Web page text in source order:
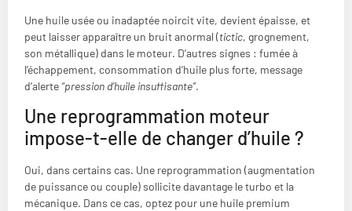
Une huile usée ou inadaptée noircit vite, devient épaisse, et
peut laisser apparaître un bruit anormal (tictic, grognement,
son métallique) dans le moteur. D’autres signes : fumée à
l’échappement, consommation d’huile plus forte, message
d’alerte“pression d’huile insuffisante”.
Une reprogrammation moteur
impose-t-elle de changer d’huile ?
Oui, dans certains cas. Une reprogrammation (augmentation
de puissance ou couple) sollicite davantage le turbo et la
mécanique. Dans ce cas, optez pour une huile premium